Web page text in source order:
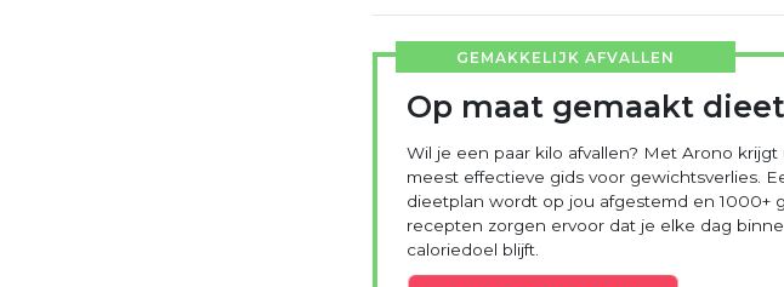
GEMAKKELIJK AFVALLEN
Op maat gemaakt
Wil je een paar kilo afvallen? Met Arono krijgt
meest effectieve gids voor gewichtsverlies.
dieetplan wordt op jou afgestemd en 1000+
recepten zorgen ervoor dat je elke dag
caloriedoel blijft.